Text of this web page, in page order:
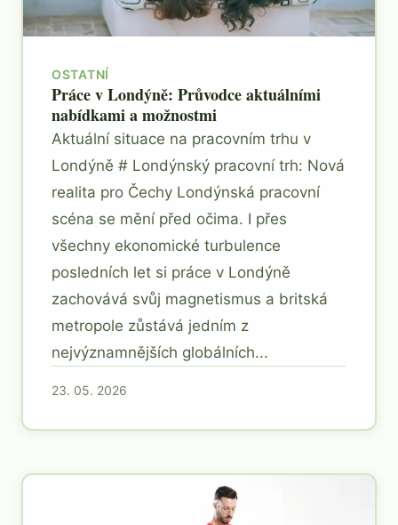
OSTATNÍ
Práce v Londýně: Průvodce aktuálními
nabídkami a možnostmi
Aktuální situace na pracovním trhu v
Londýně # Londýnský pracovní trh: Nová
realita pro Čechy Londýnská pracovní
scéna se mění před očima. I přes
všechny ekonomické turbulence
posledních let si práce v Londýně
zachovává svůj magnetismus a britská
metropole zůstává jedním z
nejvýznamnějších globálních...
23. 05. 2026